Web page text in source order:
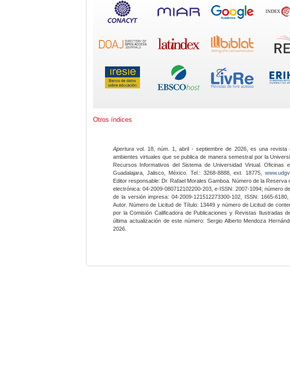
Otros índices
Apertura vol. 18, núm. 1, abril - septiembre de 2026, es una revista
ambientes virtuales que se publica de manera semestral por la
Recursos Informativos del Sistema de Universidad Virtual. Oficinas
Guadalajara, Jalisco, México. Tel.: 3268-8888, ext. 18775,
Editor responsable: Dr. Rafael Morales Gamboa. Número de la
electrónica: 04-2009-080712102200-203, e-ISSN: 2007-1094; número
de la versión impresa: 04-2009-121512273300-102, ISSN: 1665-
Autor. Número de Licitud de Título: 13449 y número de Licitud de
por la Comisión Calificadora de Publicaciones y Revistas Ilustradas
última actualización de este número: Sergio Alberto Mendoza
2026.